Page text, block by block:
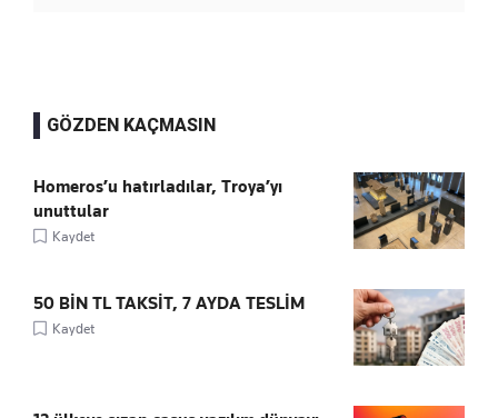
GÖZDEN KAÇMASIN
Homeros’u hatırladılar, Troya’yı
unuttular
Kaydet
50 BİN TL TAKSİT, 7 AYDA TESLİM
Kaydet